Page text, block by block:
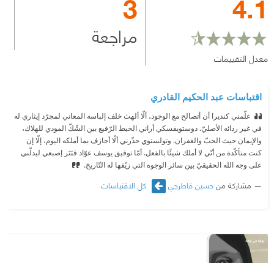
معدل التقييمات
مراجعة
اقتباسات عبد الحكيم القادري
علّمني كنديرا أن أتصالح مع الوجود، ألّا ألهث خلف إلباسه المعاني لمجرّد إيثاري له
في غير ردائه الأصليّ. دوستويفسكي أراني الخيط الرّفيع بين الشّكّ المودي للهلاك،
والإيمان حيث الحبّ والغفران. وتولستوي حذّرني ألّا أجازف بما أملكه اليوم، إلّا إن
كنت متأكّدة من أنّي لا أملك شيئًا بالفعل. أمّا توفيق يوسف عوّاد فنَتَر إصبعي ليدلّني
على وجه الله الحقيقيّ بين سائر الوجوه التي زيّفها له التّاريخ.
مشاركة منحسين قاطرجي كل الاقتباسات